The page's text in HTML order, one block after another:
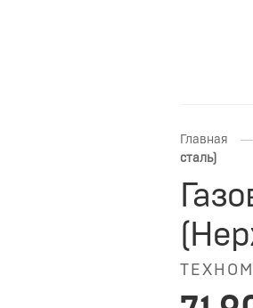
Главная —
сталь)